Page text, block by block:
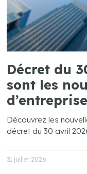
Décret du
sont les
Découvrez les
décret du 30 avril
31 juillet 2026